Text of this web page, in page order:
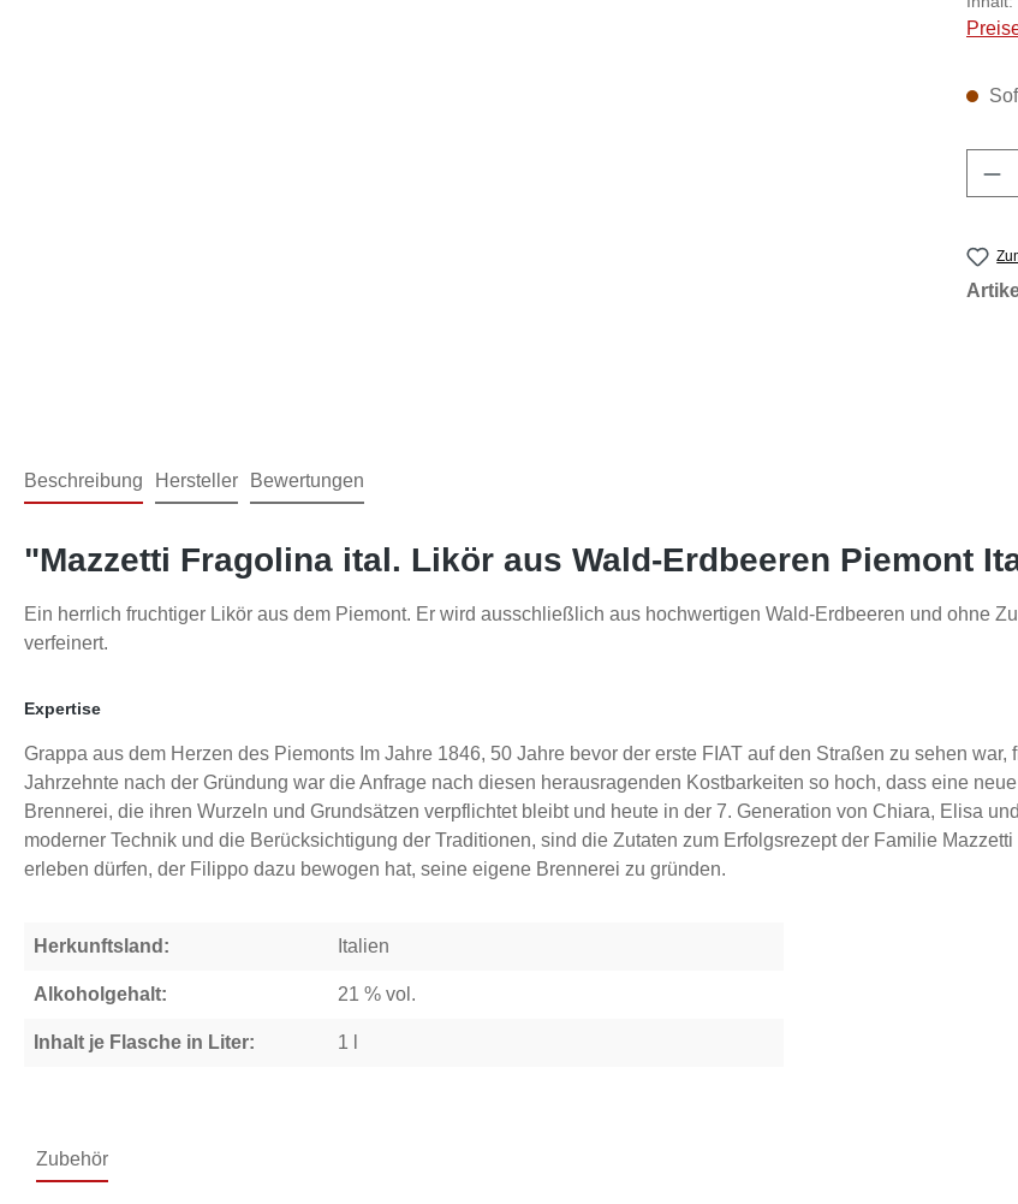
Beschreibung Hersteller Bewertungen
"Mazzetti Fragolina ital. Likör aus Wald-Erdbeeren Piemont
Ein herrlich fruchtiger Likör aus dem Piemont. Er wird ausschließlich aus hochwertigen Wald-Erdbeeren und ohne
verfeinert.
Expertise
Grappa aus dem Herzen des Piemonts Im Jahre 1846, 50 Jahre bevor der erste FIAT auf den Straßen zu sehen
Jahrzehnte nach der Gründung war die Anfrage nach diesen herausragenden Kostbarkeiten so hoch, dass eine
Brennerei, die ihren Wurzeln und Grundsätzen verpflichtet bleibt und heute in der 7. Generation von Chiara, Elisa
moderner Technik und die Berücksichtigung der Traditionen, sind die Zutaten zum Erfolgsrezept der Familie
erleben dürfen, der Filippo dazu bewogen hat, seine eigene Brennerei zu gründen.
Herkunftsland: Italien
Alkoholgehalt: 21 % vol.
Inhalt je Flasche in Liter: 1 l
Zubehör